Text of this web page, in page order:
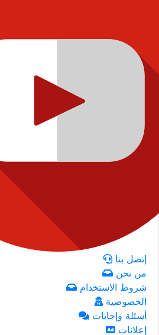
إتصل بنا
من نحن
شروط الاستخدام
الخصوصية
أسئلة وإجابات
إعلانات